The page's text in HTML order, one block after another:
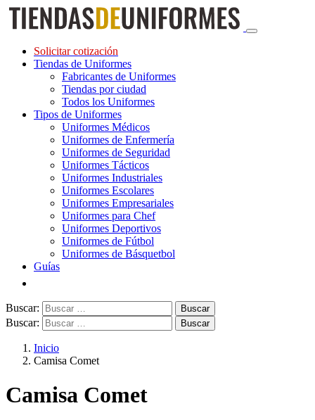
Solicitar cotización
Tiendas de Uniformes
Fabricantes de Uniformes
Tiendas por ciudad
Todos los Uniformes
Tipos de Uniformes
Uniformes Médicos
Uniformes de Enfermería
Uniformes de Seguridad
Uniformes Tácticos
Uniformes Industriales
Uniformes Escolares
Uniformes Empresariales
Uniformes para Chef
Uniformes Deportivos
Uniformes de Fútbol
Uniformes de Básquetbol
Guías
Buscar:
Buscar:
Inicio
Camisa Comet
Camisa Comet